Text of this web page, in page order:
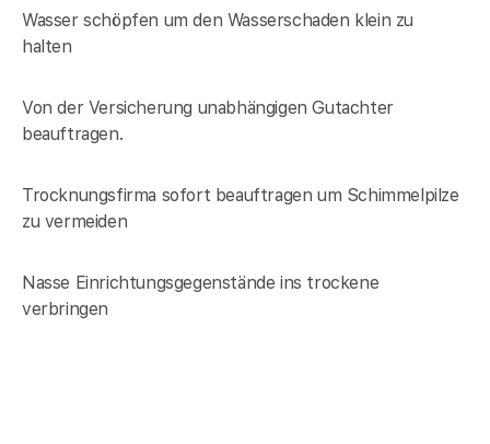
Wasser schöpfen um den Wasserschaden klein zu
halten
Von der Versicherung unabhängigen Gutachter
beauftragen.
Trocknungsfirma sofort beauftragen um Schimmelpilze
zu vermeiden
Nasse Einrichtungsgegenstände ins trockene
verbringen